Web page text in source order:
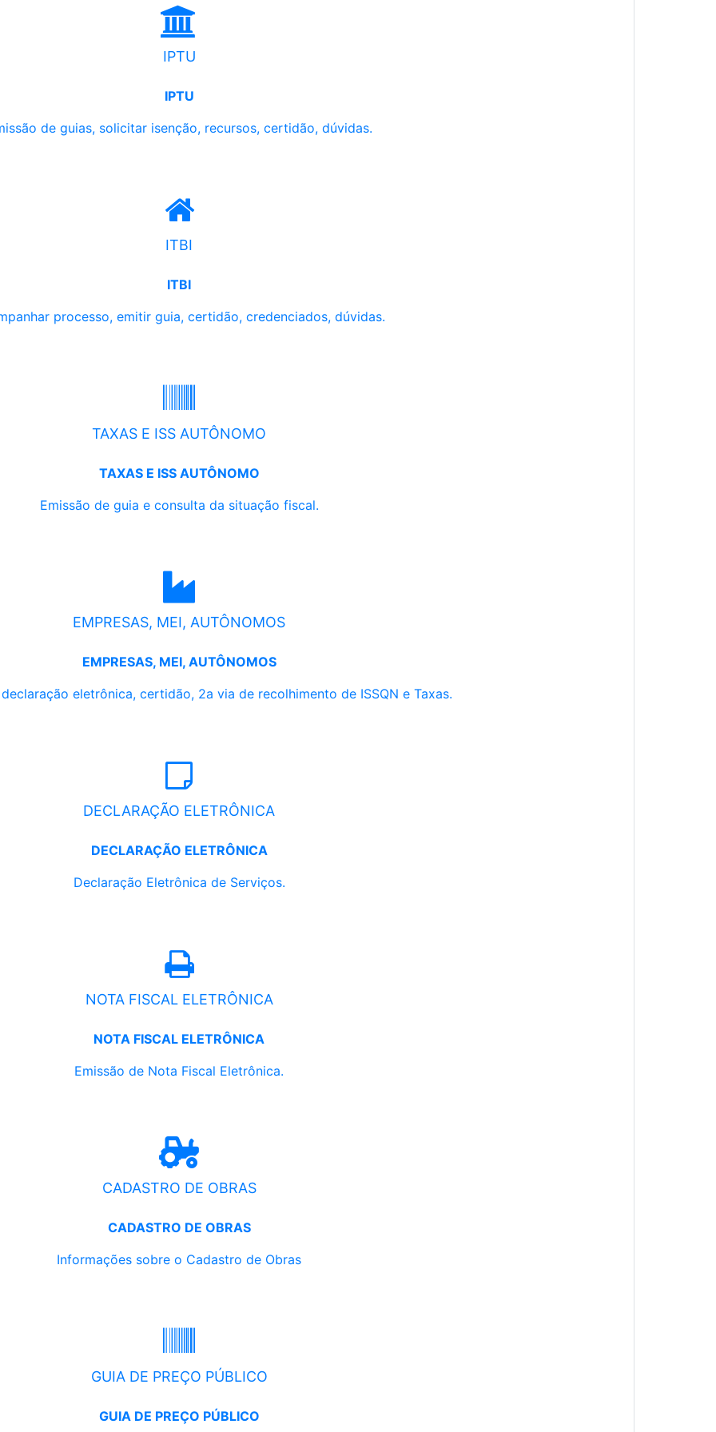
IPTU
IPTU
de guias, solicitar isenção, recursos, certidão, dúvidas.
ITBI
ITBI
processo, emitir guia, certidão, credenciados, dúvidas.
TAXAS E ISS AUTÔNOMO
TAXAS E ISS AUTÔNOMO
Emissão de guia e consulta da situação fiscal.
EMPRESAS, MEI, AUTÔNOMOS
EMPRESAS, MEI, AUTÔNOMOS
eletrônica, certidão, 2a via de recolhimento de ISSQN e Taxas.
DECLARAÇÃO ELETRÔNICA
DECLARAÇÃO ELETRÔNICA
Declaração Eletrônica de Serviços.
NOTA FISCAL ELETRÔNICA
NOTA FISCAL ELETRÔNICA
Emissão de Nota Fiscal Eletrônica.
CADASTRO DE OBRAS
CADASTRO DE OBRAS
Informações sobre o Cadastro de Obras
GUIA DE PREÇO PÚBLICO
GUIA DE PREÇO PÚBLICO